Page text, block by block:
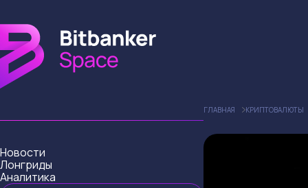
Новости
Лонгриды
Аналитика
ГЛАВНАЯ КРИПТОВАЛЮТЫ